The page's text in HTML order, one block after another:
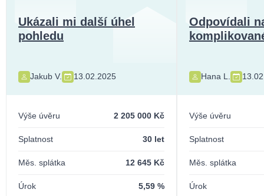
Ukázali mi další úhel
pohledu
Jakub V. 13.02.2025
Výše úvěru 2 205 000 Kč
Splatnost 30 let
Měs. splátka 12 645 Kč
Úrok 5,59 %
Odpovídali
Hana L.
Výše úvěru
Splatnost
Měs. splátka
Úrok